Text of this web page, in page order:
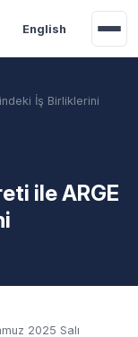
English
İş Birliklerini
ile ARGE
2025 Salı